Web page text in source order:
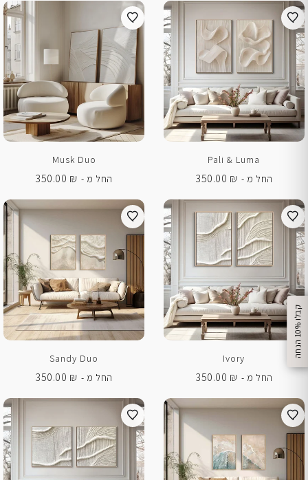
ק
ב
ל
ו
1
0
%
ה
נ
ח
ה
Pali & Luma
החל מ -
350.00 ₪
Musk Duo
החל מ -
350.00 ₪
Ivory
החל מ -
350.00 ₪
Sandy Duo
החל מ -
350.00 ₪